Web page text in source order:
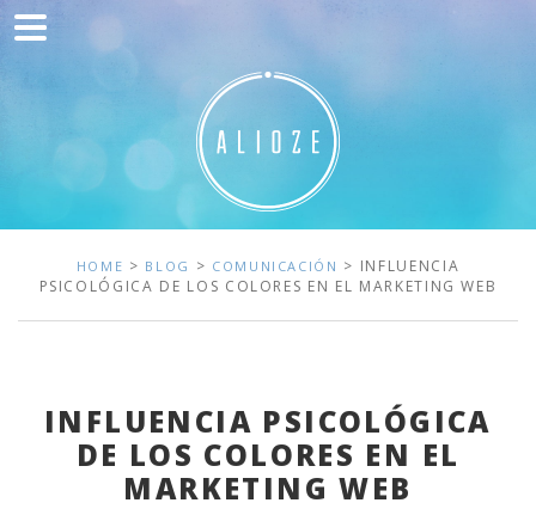
Home
Desarrollo web
Adquisición de tráfico
Clientes
Blog
HOME > BLOG > COMUNICACIÓN > INFLUENCIA
PSICOLÓGICA DE LOS COLORES EN EL MARKETING WEB
INFLUENCIA PSICOLÓGICA
DE LOS COLORES EN EL
MARKETING WEB